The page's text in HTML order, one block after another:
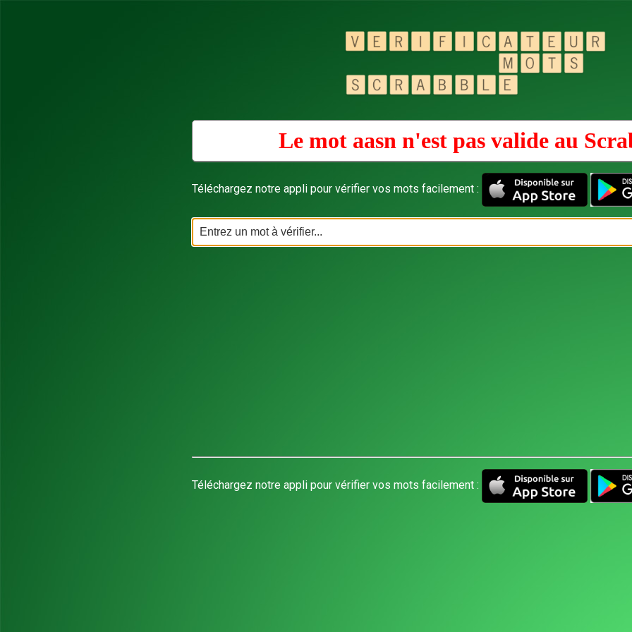
Le mot aasn n'est pas valide au
Téléchargez notre appli pour vérifier vos mots facilement :
Téléchargez notre appli pour vérifier vos mots facilement :